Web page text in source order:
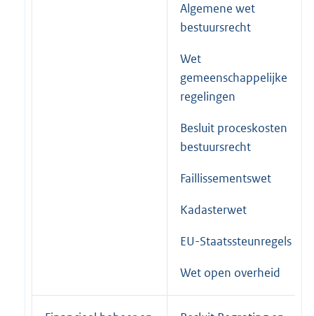
Algemene wet
bestuursrecht
Wet
gemeenschappelijke
regelingen
Besluit proceskosten
bestuursrecht
Faillissementswet
Kadasterwet
EU-Staatssteunregels
Wet open overheid